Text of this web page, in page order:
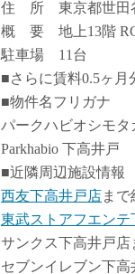
住 所 東京都世田
概 要 地上13階
駐車場 11台
■さらに賃料0.5ヶ月
■物件名フリガナ
パークハビオシモタ
Parkhabio 下高井戸
■近隣周辺施設情報
西友下高井戸店まで
東武ストアフエンテ
サンクス下高井戸店
セブンイレブン下高